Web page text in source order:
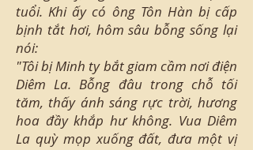
tuổi. Khi ấy có ông Tôn Hàn bị cấp
bịnh tắt hơi, hôm sâu bỗng sống lại
nói:
"Tôi bị Minh ty bắt giam cầm nơi điện
Diêm La. Bỗng đâu trong chỗ tối
tăm, thấy ánh sáng rực trời, hương
hoa đầy khắp hư không. Vua Diêm
La quỳ mọp xuống đất, đưa một vị